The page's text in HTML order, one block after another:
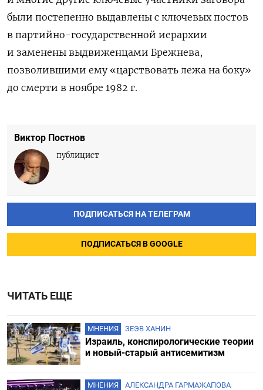
были постепенно выдавлены с ключевых постов
в партийно-государственной иерархии
и заменены выдвиженцами Брежнева,
позволившими ему «царствовать лежа на боку»
до смерти в ноябре 1982 г.
Виктор Постнов
публицист
ПОДПИСАТЬСЯ НА ТЕЛЕГРАМ
ПОДПИСАТЬСЯ В GOOGLE
ЧИТАТЬ ЕЩЕ
МНЕНИЯ ЗЕЭВ ХАНИН
Израиль, конспирологические теории
и новый-старый антисемитизм
МНЕНИЯ АЛЕКСАНДРА ГАРМАЖАПОВА